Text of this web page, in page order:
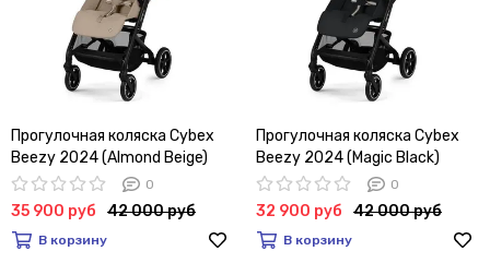
Прогулочная коляска Cybex
Beezy 2024 (Almond Beige)
0
35 900 руб 42 000 руб
В корзину
Прогулочная коляска Cybex
Beezy 2024 (Magic Black)
0
32 900 руб 42 000 руб
В корзину